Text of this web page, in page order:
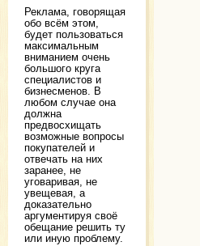
Реклама, говорящая
обо всём этом,
будет пользоваться
максимальным
вниманием очень
большого круга
специалистов и
бизнесменов. В
любом случае она
должна
предвосхищать
возможные вопросы
покупателей и
отвечать на них
заранее, не
уговаривая, не
увещевая, а
доказательно
аргументируя своё
обещание решить ту
или иную проблему.